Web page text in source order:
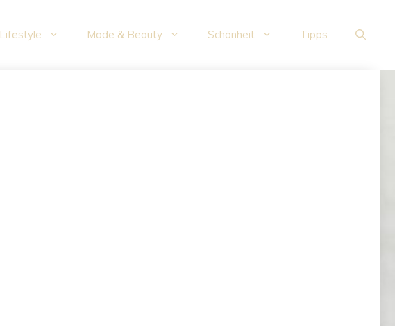
Lifestyle Mode & Beauty Schönheit Tipps